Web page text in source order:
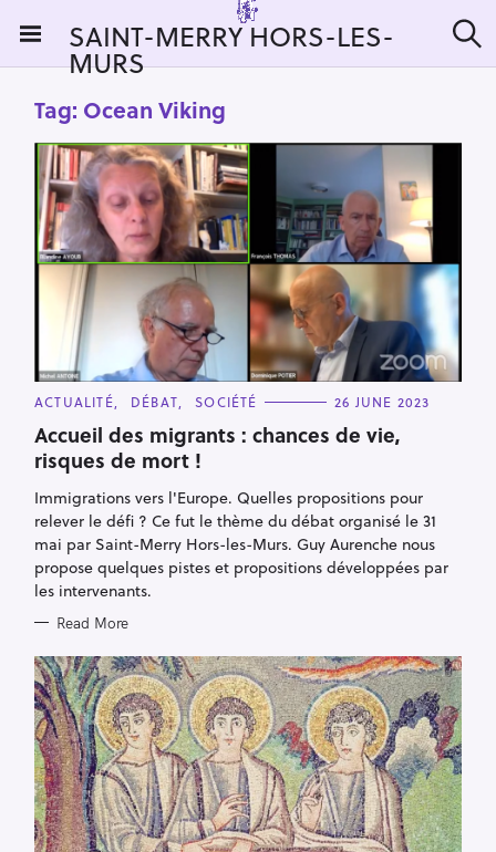
i
SAINT-MERRY HORS-LES-
MURS e
Tag: Ocean Viking
C
T
E
G
O
I
E
S
ACTUALITÉ DÉBAT SOCIÉTÉ 26 JUNE 2023
Accueil des migrants : chances de vie,
risques de mort !
Immigrations vers l'Europe. Quelles propositions pour
relever le défi ? Ce fut le thème du débat organisé le 31
mai par Saint-Merry Hors-les-Murs. Guy Aurenche nous
propose quelques pistes et propositions développées par
les intervenants.
Read More